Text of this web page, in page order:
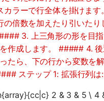
カラーで行全体を掛けま
の倍数を加えたり引いたり
3. 上三角形の形を目
作成します。 ##### 4.
たら、下の行から変数を
ステップ 1: 拡張行列は:
2 & 3 & 5 \ 4